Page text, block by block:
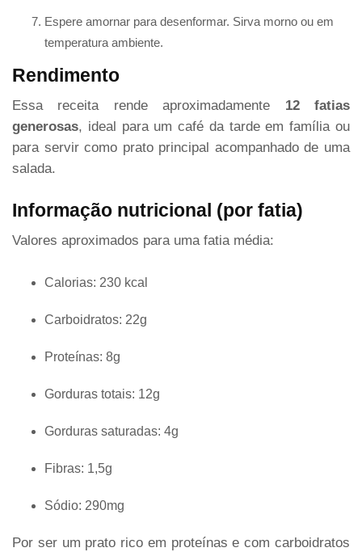
Espere amornar para desenformar. Sirva morno ou em
temperatura ambiente.
Rendimento
Essa receita rende aproximadamente 12 fatias
generosas, ideal para um café da tarde em família ou
para servir como prato principal acompanhado de uma
salada.
Informação nutricional (por fatia)
Valores aproximados para uma fatia média:
Calorias: 230 kcal
Carboidratos: 22g
Proteínas: 8g
Gorduras totais: 12g
Gorduras saturadas: 4g
Fibras: 1,5g
Sódio: 290mg
Por ser um prato rico em proteínas e com carboidratos